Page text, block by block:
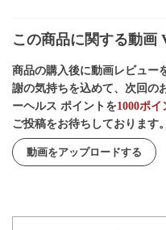
この商品に関する動画
商品の購入後に動画レビュー
謝の気持ちを込めて、次回の
ーヘルス ポイントを1000ポイ
ご投稿をお待ちしております。
動画をアップロードする